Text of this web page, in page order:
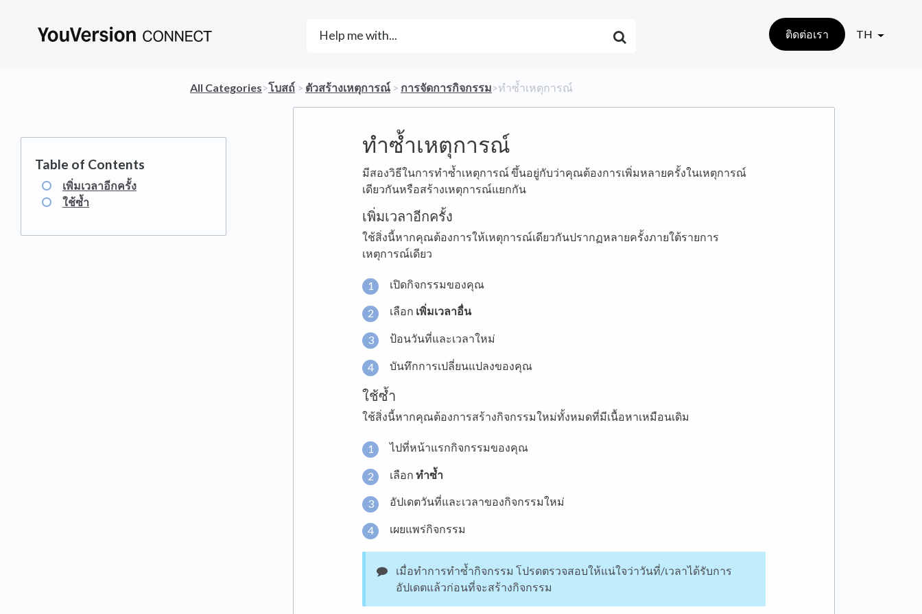
ติดต่อเรา TH
All Categories​>​​โบสถ์ ​ > ​ ​ตัวสร้างเหตุการณ์ ​ > ​ ​การจัดการกิจกรรม​>​ ทำซ้ำเหตุการณ์
ทำซ้ำเหตุการณ์
เพิ่มเวลาอีกครั้ง
ใช้ซ้ำ
มีสองวิธีในการทำซ้ำเหตุการณ์ ขึ้นอยู่กับว่าคุณต้องการเพิ่มหลายครั้งในเหตุการณ์
เดียวกันหรือสร้างเหตุการณ์แยกกัน
เพิ่มเวลาอีกครั้ง
ใช้สิ่งนี้หากคุณต้องการให้เหตุการณ์เดียวกันปรากฏหลายครั้งภายใต้รายการ
เหตุการณ์เดียว
เปิดกิจกรรมของคุณ
เลือก เพิ่มเวลาอื่น
ป้อนวันที่และเวลาใหม่
บันทึกการเปลี่ยนแปลงของคุณ
ใช้ซ้ำ
ใช้สิ่งนี้หากคุณต้องการสร้างกิจกรรมใหม่ทั้งหมดที่มีเนื้อหาเหมือนเดิม
ไปที่หน้าแรกกิจกรรมของคุณ
เลือก ทำซ้ำ
อัปเดตวันที่และเวลาของกิจกรรมใหม่
เผยแพร่กิจกรรม
เมื่อทำการทำซ้ำกิจกรรม โปรดตรวจสอบให้แน่ใจว่าวันที่/เวลาได้รับการ
อัปเดตแล้วก่อนที่จะสร้างกิจกรรม